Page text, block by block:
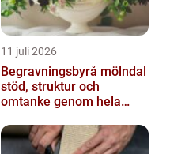
11 juli 2026
Begravningsbyrå mölndal
stöd, struktur och
omtanke genom hela